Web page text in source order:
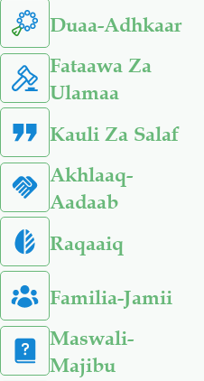
Duaa-Adhkaar
Fataawa Za
Ulamaa
Kauli Za Salaf
Akhlaaq-
Aadaab
Raqaaiq
Familia-Jamii
Maswali-
Majibu